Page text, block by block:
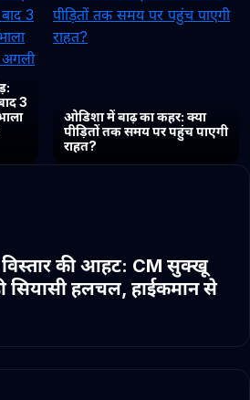
3
ओडिशा में बाढ़ का कहर: क्या
पीड़ितों तक समय पर पहुंच पाएगी
राहत?
की आहट: CM सुक्खू
सियासी हलचल, हाईकमान से